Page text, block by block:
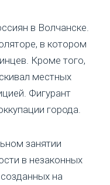
в Волчанске.
в котором
Кроме того,
местных
Фигурант
города.
занятии
в незаконных
на